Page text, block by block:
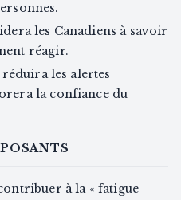
les Canadiens à savoir
réagir.
les alertes
la confiance du
à la « fatigue